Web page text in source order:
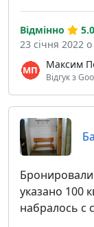
Максим
Відгук з
Відмінно
5.0
23 січня 2022
указано 100
набралось с